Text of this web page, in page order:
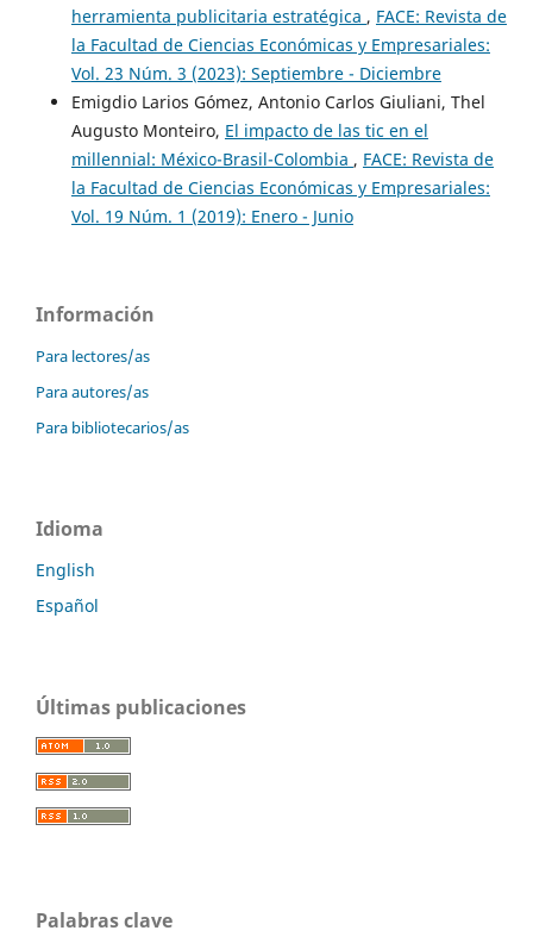
herramienta publicitaria estratégica , FACE: Revista de
la Facultad de Ciencias Económicas y Empresariales:
Vol. 23 Núm. 3 (2023): Septiembre - Diciembre
Emigdio Larios Gómez, Antonio Carlos Giuliani, Thel
Augusto Monteiro, El impacto de las tic en el
millennial: México-Brasil-Colombia , FACE: Revista de
la Facultad de Ciencias Económicas y Empresariales:
Vol. 19 Núm. 1 (2019): Enero - Junio
Información
Para lectores/as
Para autores/as
Para bibliotecarios/as
Idioma
English
Español
Últimas publicaciones
Palabras clave